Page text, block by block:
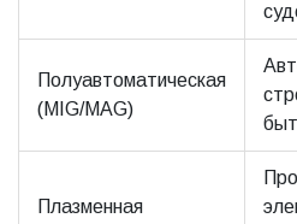
Полуавтоматическая
(MIG/MAG)
Плазменная